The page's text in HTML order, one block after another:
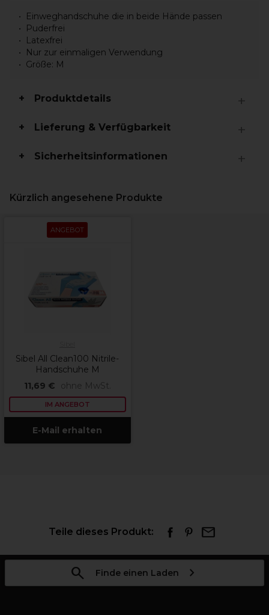
Einweghandschuhe die in beide Hände passen
Puderfrei
Latexfrei
Nur zur einmaligen Verwendung
Größe: M
Produktdetails
Lieferung & Verfügbarkeit
Sicherheitsinformationen
Kürzlich angesehene Produkte
ANGEBOT
Sibel All Clean100 Nitrile-
Handschuhe M
11,69 €
ohne MwSt.
IM ANGEBOT
E-Mail erhalten
Teile dieses Produkt:
Finde einen Laden